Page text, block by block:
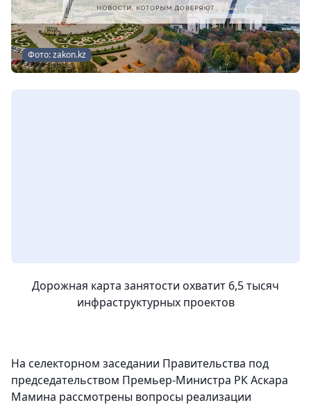
Фото: zakon.kz
Дорожная карта занятости охватит 6,5 тысяч
инфраструктурных проектов
На селекторном заседании Правительства под
председательством Премьер-Министра РК Аскара
Мамина рассмотрены вопросы реализации